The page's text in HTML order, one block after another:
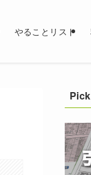
やることリスト